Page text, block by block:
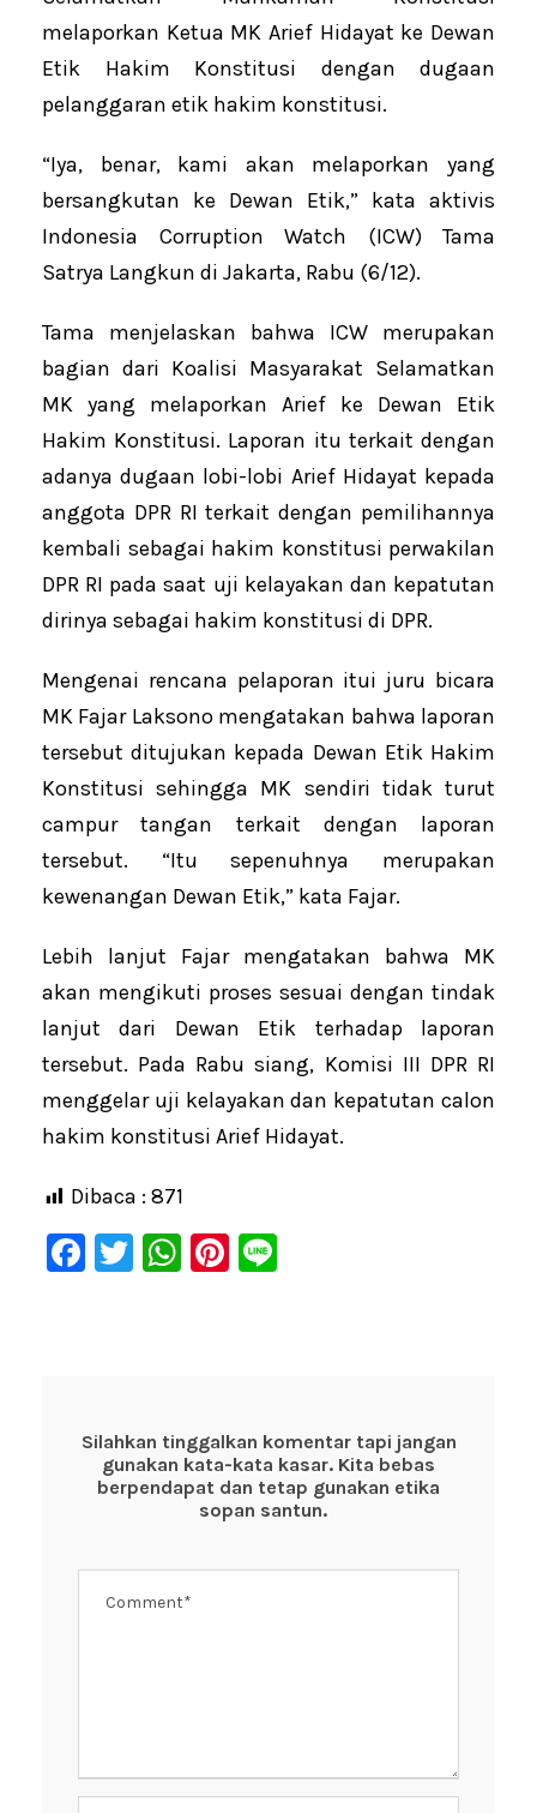
melaporkan Ketua MK Arief Hidayat ke Dewan
Etik Hakim Konstitusi dengan dugaan
pelanggaran etik hakim konstitusi.
“Iya, benar, kami akan melaporkan yang
bersangkutan ke Dewan Etik,” kata aktivis
Indonesia Corruption Watch (ICW) Tama
Satrya Langkun di Jakarta, Rabu (6/12).
Tama menjelaskan bahwa ICW merupakan
bagian dari Koalisi Masyarakat Selamatkan
MK yang melaporkan Arief ke Dewan Etik
Hakim Konstitusi. Laporan itu terkait dengan
adanya dugaan lobi-lobi Arief Hidayat kepada
anggota DPR RI terkait dengan pemilihannya
kembali sebagai hakim konstitusi perwakilan
DPR RI pada saat uji kelayakan dan kepatutan
dirinya sebagai hakim konstitusi di DPR.
Mengenai rencana pelaporan itui juru bicara
MK Fajar Laksono mengatakan bahwa laporan
tersebut ditujukan kepada Dewan Etik Hakim
Konstitusi sehingga MK sendiri tidak turut
campur tangan terkait dengan laporan
tersebut. “Itu sepenuhnya merupakan
kewenangan Dewan Etik,” kata Fajar.
Lebih lanjut Fajar mengatakan bahwa MK
akan mengikuti proses sesuai dengan tindak
lanjut dari Dewan Etik terhadap laporan
tersebut. Pada Rabu siang, Komisi III DPR RI
menggelar uji kelayakan dan kepatutan calon
hakim konstitusi Arief Hidayat.
Dibaca : 871
F
o
o
T
W
p
p
Pi
Silahkan tinggalkan komentar tapi jangan
gunakan kata-kata kasar. Kita bebas
berpendapat dan tetap gunakan etika
sopan santun.